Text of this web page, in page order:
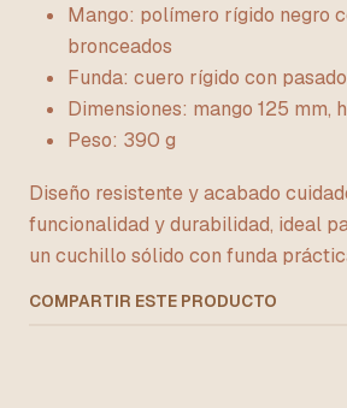
Mango: polímero rígido negro
bronceados
Funda: cuero rígido con
Dimensiones: mango 125 mm,
Peso: 390 g
Diseño resistente y acabado
funcionalidad y durabilidad, ideal
un cuchillo sólido con funda
COMPARTIR ESTE PRODUCTO